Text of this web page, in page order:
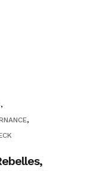
,
,